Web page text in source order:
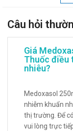
khuẩn đang
Chỉ định:
Viêm họng.
Viêm
Viêm phổi.
Viêm phế
Viêm thanh
Câu hỏi
Giá
Thuốc điều
nhiêu?
Medoxasol
nhiễm khuẩn
thị trường. Để
vui lòng trực